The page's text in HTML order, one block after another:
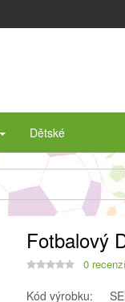
Dětské
Fotbalový
0
Kód výrobku: